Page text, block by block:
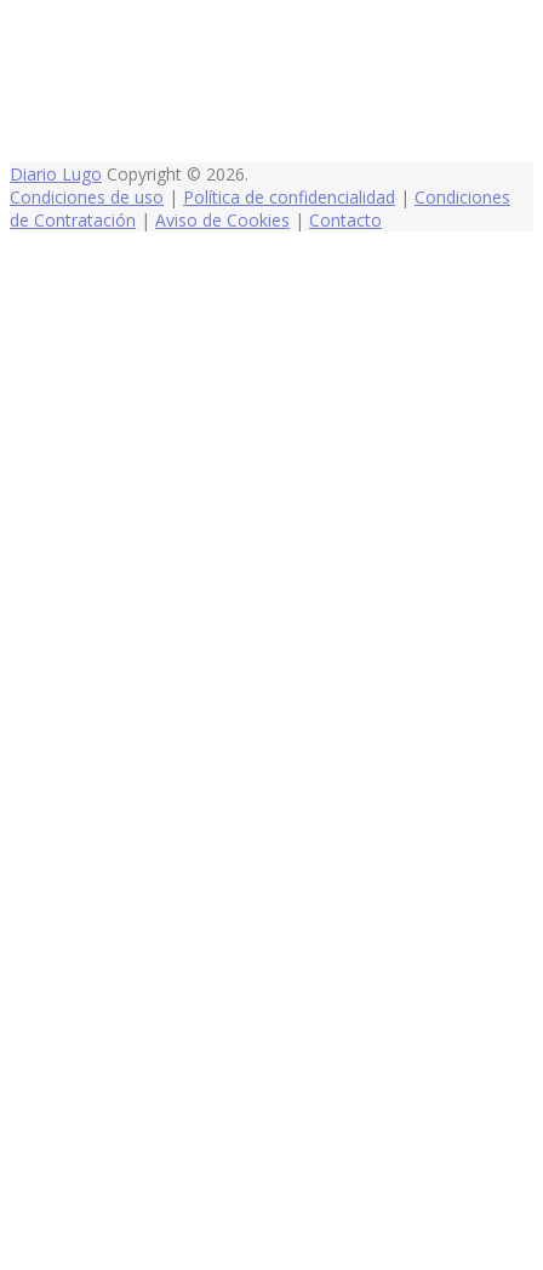
Diario Lugo Copyright © 2026.
Condiciones de uso | Política de confidencialidad | Condiciones
de Contratación | Aviso de Cookies | Contacto